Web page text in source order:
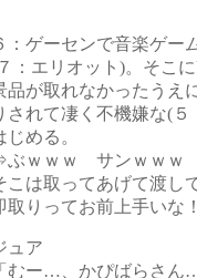
：ゲーセンで音楽ゲー
：エリオット)。そこ
品が取れなかったうえ
されて凄く不機嫌な(
じめる。
ｗｗｗ サンｗｗｗ
こは取ってあげて渡し
取りってお前上手いな
ュア
「むー…、かぴばらさん